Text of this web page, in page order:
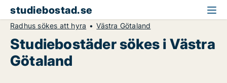
studiebostad.se
Radhus sökes att hyra Västra Götaland
Studiebostäder sökes i Västra
Götaland